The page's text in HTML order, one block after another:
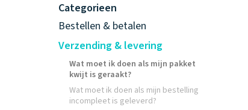
Categorieen
Bestellen & betalen
Verzending & levering
Wat moet ik doen als mijn pakket
kwijt is geraakt?
Wat moet ik doen als mijn bestelling
incompleet is geleverd?